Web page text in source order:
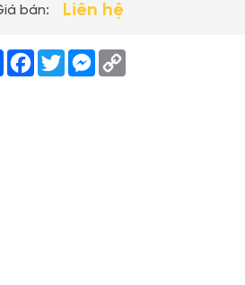
bán: Liên hệ
ShareFacebook
TwitterMessenger